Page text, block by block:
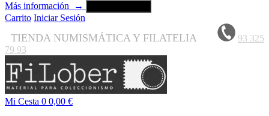
Más información
→
Carrito Iniciar Sesión
TIENDA NUMISMÁTICA Y FILATELIA
93 325
79 93
Mi Cesta 0 0,00 €